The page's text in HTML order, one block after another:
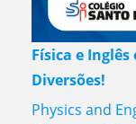
Física e
Diversões!
Physics and